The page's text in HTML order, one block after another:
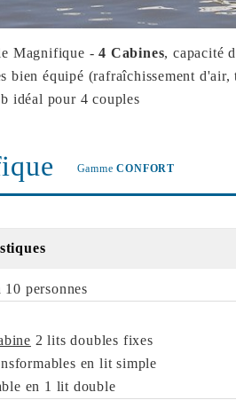
Magnifique -4 Cabines, capacité
bien équipé (rafraîchissement
idéal pour 4 couples
GammeCONFORT
10 personnes
2 lits doubles fixes
en lit simple
en 1 lit double